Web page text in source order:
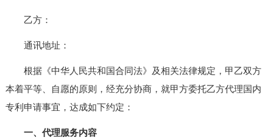
乙方：
通讯地址：
根据《中华人民共和国合同法》及相关法律规定，甲乙双方
本着平等、自愿的原则，经充分协商，就甲方委托乙方代理国内
专利申请事宜，达成如下约定：
一、代理服务内容